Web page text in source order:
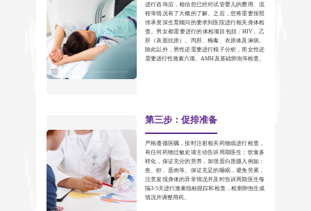
进行咨询后，相信您已经对试管婴儿的费用、流
程等情况有了大概的了解。之后，您将需要按照
传承资深生育顾问的要求到医院进行相关身体检
查。男女都需要进行的体检项目包括：HIV、乙
肝（表面抗原）、丙肝、梅毒、衣原体及淋病。
除此以外，男性还需要进行精子分析，而女性还
需要进行性激素六项、AMH及基础卵泡等检查。
第三步：促排准备
严格遵循医嘱，按时注射相关药物或进行检查，
有任何药物过敏史请主动告诉周期医生；饮食多
样化，保证充分的营养，加强蛋白质摄入例如：
鱼、虾、蛋肉等。保证充足的睡眠，避免劳累，
注意发现身体的异常情况并及时告诉周期医生每
隔3-5天进行激素指标跟踪和检查，检测卵泡生成
情况并调整用药。